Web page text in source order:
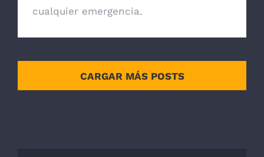
cualquier emergencia.
CARGAR MÁS POSTS